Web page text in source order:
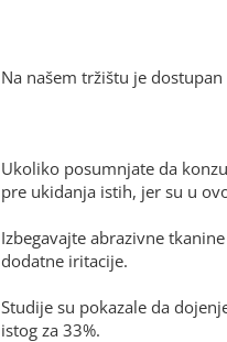
Na našem tržištu je dostupan
Ukoliko posumnjate da
pre ukidanja istih, jer su u
Izbegavajte abrazivne
dodatne iritacije.
Studije su pokazale da
istog za 33%.